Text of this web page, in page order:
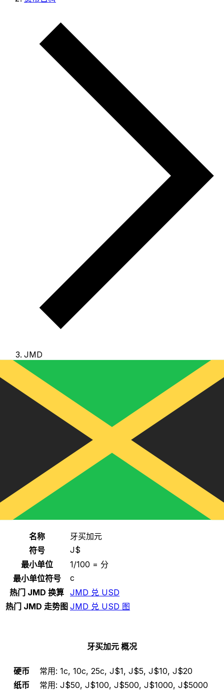
JMD
JMD - 牙买加元
牙买加元 是 牙买加 的货币。
我们的货币排行显示最热门的
牙买加元 汇率是 JMD 兑 USD。 美元 的货币代码为
，其符号为 J$。 下方可查看 牙买加元 汇率与换算器。
选择一种货币
JMD -牙买加元 继续
名称
牙买加元
符号
J$
最小单位
1/100 = 分
最小单位符号
c
热门 JMD 换算 JMD 兑 USD
热门 JMD 走势图 JMD 兑 USD 图
牙买加元 概况
硬币 常用: 1c, 10c, 25c, J$1, J$5, J$10, J$20
纸币
常用: J$50, J$100, J$500, J$1000, J$5000